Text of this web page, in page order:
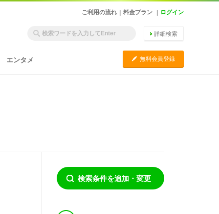
ご利用の流れ 料金プラン ログイン
詳細検索
エンタメ C 無料会員登録
検索条件を追加・変更